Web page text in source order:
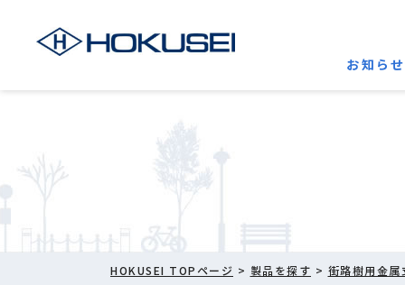
お知らせ
HOKUSEI TOPページ > 製品を探す > 街路樹用金属